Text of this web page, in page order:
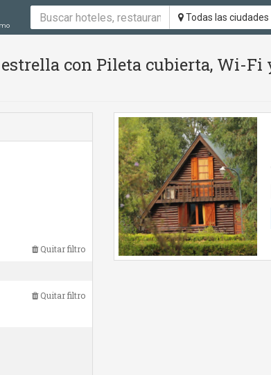
Todas las ciudades
con Pileta cubierta, Wi-Fi
Quitar filtro
Quitar filtro